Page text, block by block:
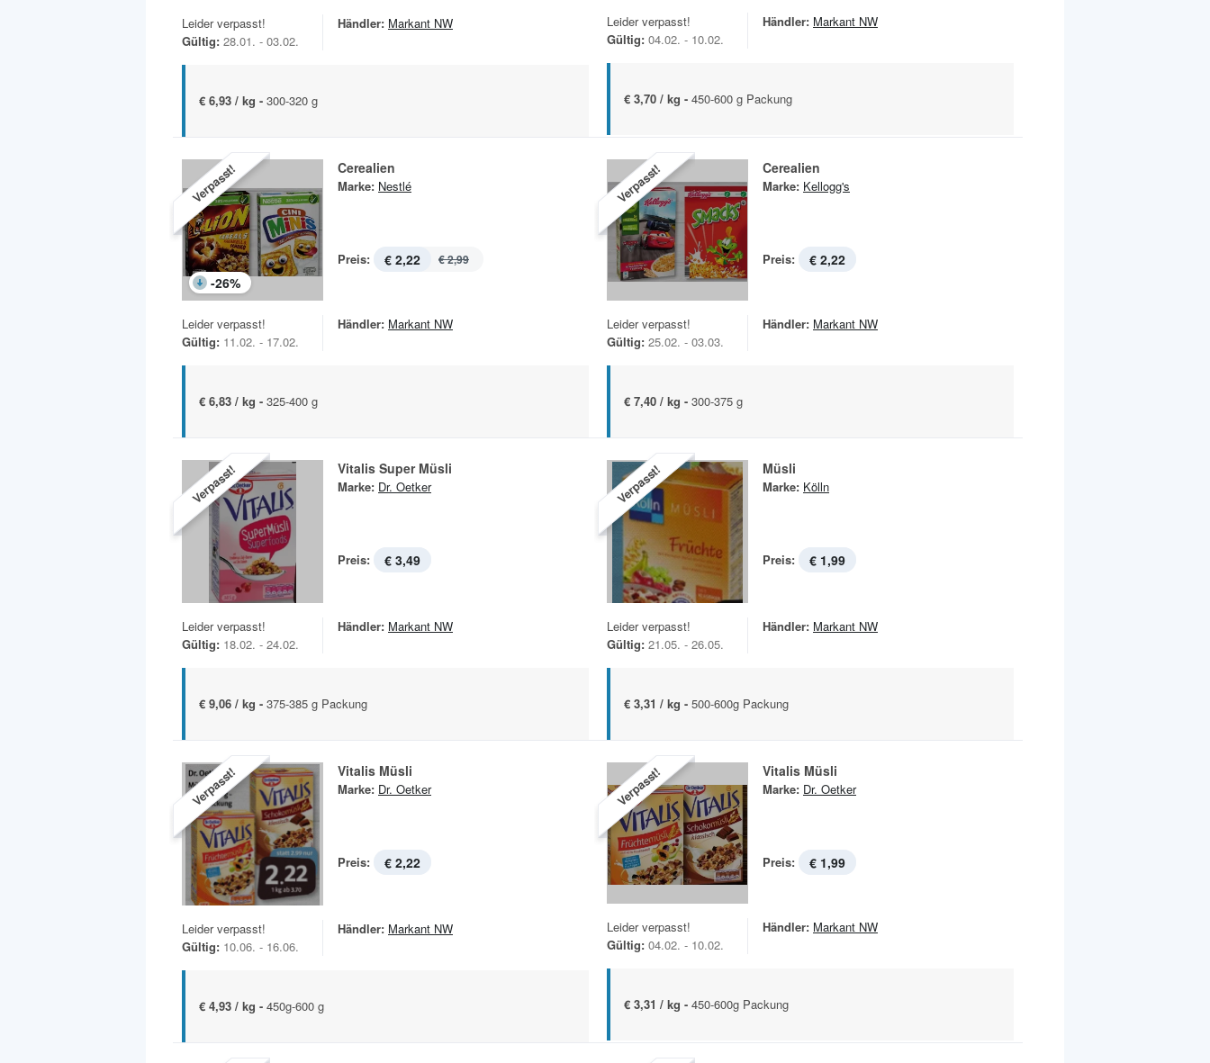
Leider verpasst!
Gültig: 28.01. - 03.02.
Händler: Markant NW
€ 6,93 / kg - 300-320 g
Leider verpasst!
Gültig: 04.02. - 10.02.
Händler: Markant NW
€ 3,70 / kg - 450-600 g Packung
Verpasst!
-26%
Cerealien
Marke: Nestlé
Preis: € 2,22 € 2,99
Leider verpasst!
Gültig: 11.02. - 17.02.
Händler: Markant NW
€ 6,83 / kg - 325-400 g
Verpasst! Cerealien
Marke: Kellogg's
Preis: € 2,22
Leider verpasst!
Gültig: 25.02. - 03.03.
Händler: Markant NW
€ 7,40 / kg - 300-375 g
Verpasst! Vitalis Super Müsli
Marke: Dr. Oetker
Preis: € 3,49
Leider verpasst!
Gültig: 18.02. - 24.02.
Händler: Markant NW
€ 9,06 / kg - 375-385 g Packung
Verpasst! Müsli
Marke: Kölln
Preis: € 1,99
Leider verpasst!
Gültig: 21.05. - 26.05.
Händler: Markant NW
€ 3,31 / kg - 500-600g Packung
Verpasst! Vitalis Müsli
Marke: Dr. Oetker
Preis: € 2,22
Leider verpasst!
Gültig: 10.06. - 16.06.
Händler: Markant NW
€ 4,93 / kg - 450g-600 g
Verpasst! Vitalis Müsli
Marke: Dr. Oetker
Preis: € 1,99
Leider verpasst!
Gültig: 04.02. - 10.02.
Händler: Markant NW
€ 3,31 / kg - 450-600g Packung